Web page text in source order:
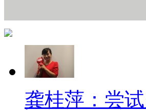
龚桂萍：尝